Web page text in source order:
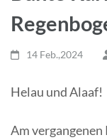
14 Feb.,2024
Helau und Alaaf!
Am